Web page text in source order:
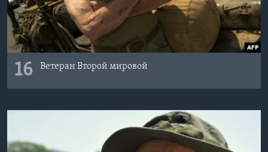
16 Ветеран Второй мировой